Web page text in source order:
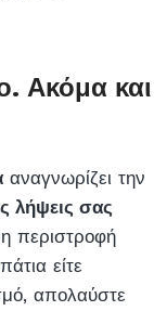
Ακόμα και
αναγνωρίζει την
λήψεις σας
περιστροφή
είτε
απολαύστε